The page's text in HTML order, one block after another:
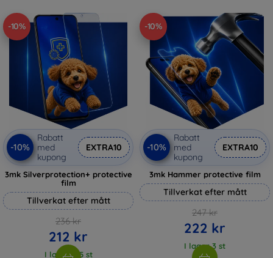
-10%
-10%
Rabatt
med
kupong
EXTRA10
3mk Silverprotection+ protective
film
Tillverkat efter mått
236 kr
212 kr
I lager > 5 st
-10%
-10%
Rabatt
med
kupong
EXTRA10
3mk Hammer protective film
Tillverkat efter mått
247 kr
222 kr
I lager 3 st